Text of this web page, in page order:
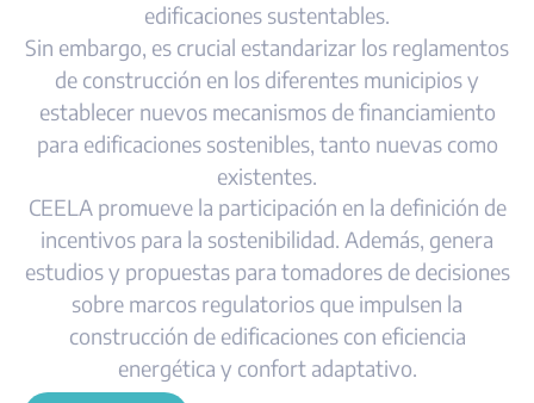
edificaciones sustentables.
Sin embargo, es crucial estandarizar los reglamentos
de construcción en los diferentes municipios y
establecer nuevos mecanismos de financiamiento
para edificaciones sostenibles, tanto nuevas como
existentes.
CEELA promueve la participación en la definición de
incentivos para la sostenibilidad. Además, genera
estudios y propuestas para tomadores de decisiones
sobre marcos regulatorios que impulsen la
construcción de edificaciones con eficiencia
energética y confort adaptativo.